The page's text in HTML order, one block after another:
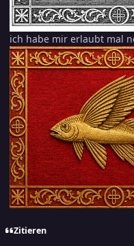
ich habe mir erlaubt mal
Zitieren